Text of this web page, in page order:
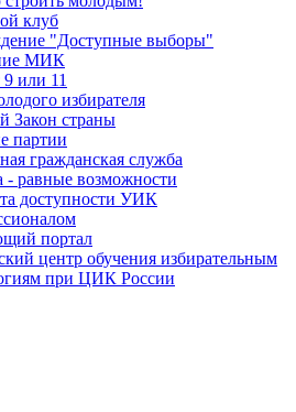
клуб
"Доступные выборы"
МИК
или 11
избирателя
Закон страны
партии
гражданская служба
- равные возможности
доступности УИК
портал
центр обучения избирательным
при ЦИК России